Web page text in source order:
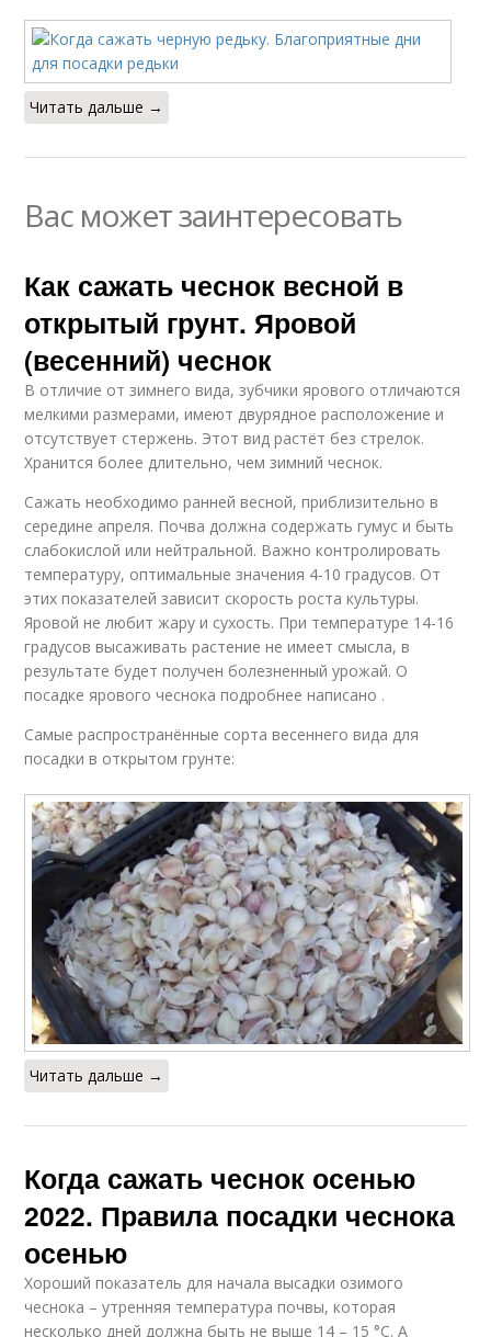
Читать дальше →
Вас может заинтересовать
Как сажать чеснок весной в
открытый грунт. Яровой
(весенний) чеснок
В отличие от зимнего вида, зубчики ярового отличаются
мелкими размерами, имеют двурядное расположение и
отсутствует стержень. Этот вид растёт без стрелок.
Хранится более длительно, чем зимний чеснок.
Сажать необходимо ранней весной, приблизительно в
середине апреля. Почва должна содержать гумус и быть
слабокислой или нейтральной. Важно контролировать
температуру, оптимальные значения 4-10 градусов. От
этих показателей зависит скорость роста культуры.
Яровой не любит жару и сухость. При температуре 14-16
градусов высаживать растение не имеет смысла, в
результате будет получен болезненный урожай. О
посадке ярового чеснока подробнее написано .
Самые распространённые сорта весеннего вида для
посадки в открытом грунте:
Читать дальше →
Когда сажать чеснок осенью
2022. Правила посадки чеснока
осенью
Хороший показатель для начала высадки озимого
чеснока – утренняя температура почвы, которая
несколько дней должна быть не выше 14 – 15 °С. А